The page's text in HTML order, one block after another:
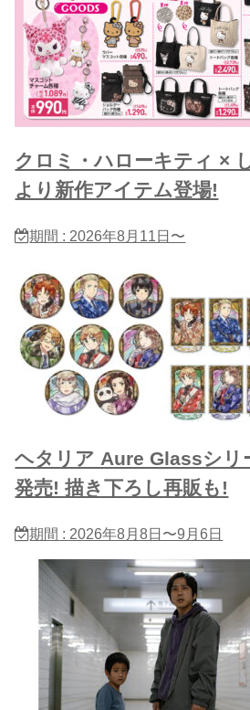
クロミ・ハローキティ ×
より新作アイテム登場!
期間 : 2026年8月11日〜
ヘタリア Aure Glassシリ
発売! 描き下ろし再販も!
期間 : 2026年8月8日〜9月6日